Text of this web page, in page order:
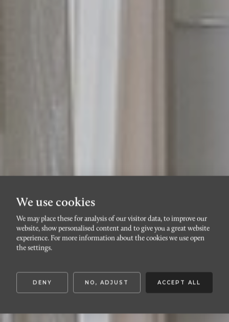
DAVIDSHALL
We use cookies
We may place these for analysis of our visitor data, to improve our
website, show personalised content and to give you a great website
experience. For more information about the cookies we use open
the settings.
DENY NO, ADJUST ACCEPT ALL